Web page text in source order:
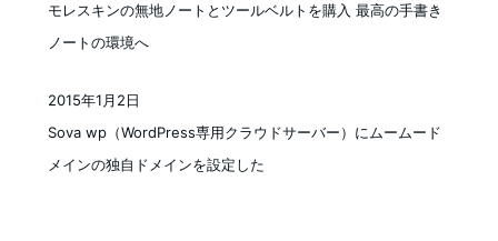
モレスキンの無地ノートとツールベルトを購入 最高の手書き
ノートの環境へ
Sova wp（WordPress専用クラウドサーバー）にムームード
メインの独自ドメインを設定した
2015年1月2日